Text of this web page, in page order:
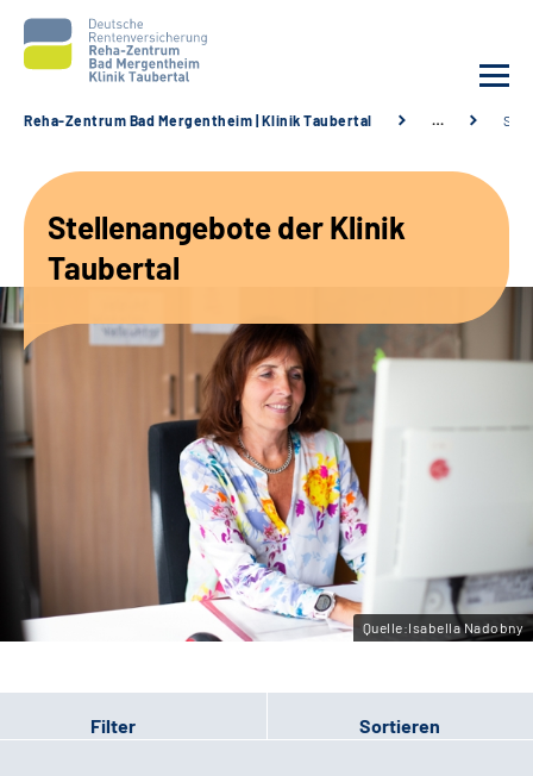
Unsere Angebote
Karriere
Sozialdienste & Zuweisende
Leichte Sprache
Gebärdensprache
Reha-Zentrum Bad Mergentheim | Klinik Taubertal …
Stellenangebote der Klinik
Taubertal
Quelle:Isabella Nadobny
Filter Sortieren